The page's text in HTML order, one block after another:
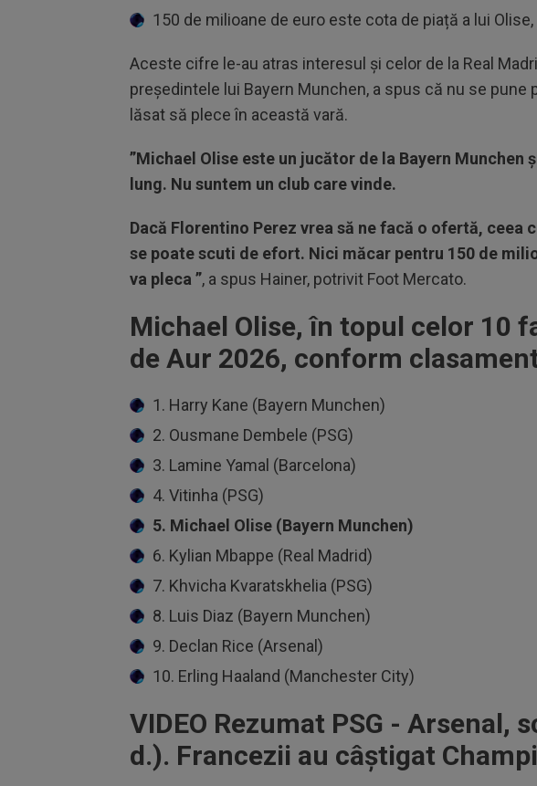
150 de milioane de euro este cota de piață a lui
Aceste cifre le-au atras interesul și celor de la Real
președintele lui Bayern Munchen, a spus că nu se
lăsat să plece în această vară.
”Michael Olise este un jucător de la Bayern Munchen
lung. Nu suntem un club care vinde.
Dacă Florentino Perez vrea să ne facă o ofertă, ceea
se poate scuti de efort. Nici măcar pentru 150 de
va pleca ”, a spus Hainer, potrivit Foot Mercato.
Michael Olise, în topul celor 10
de Aur 2026, conform
1. Harry Kane (Bayern Munchen)
2. Ousmane Dembele (PSG)
3. Lamine Yamal (Barcelona)
4. Vitinha (PSG)
5. Michael Olise (Bayern Munchen)
6. Kylian Mbappe (Real Madrid)
7. Khvicha Kvaratskhelia (PSG)
8. Luis Diaz (Bayern Munchen)
9. Declan Rice (Arsenal)
10. Erling Haaland (Manchester City)
VIDEO Rezumat PSG - Arsenal,
d.). Francezii au câștigat